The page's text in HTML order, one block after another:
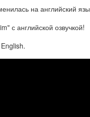
на английский
с английской озвучкой!